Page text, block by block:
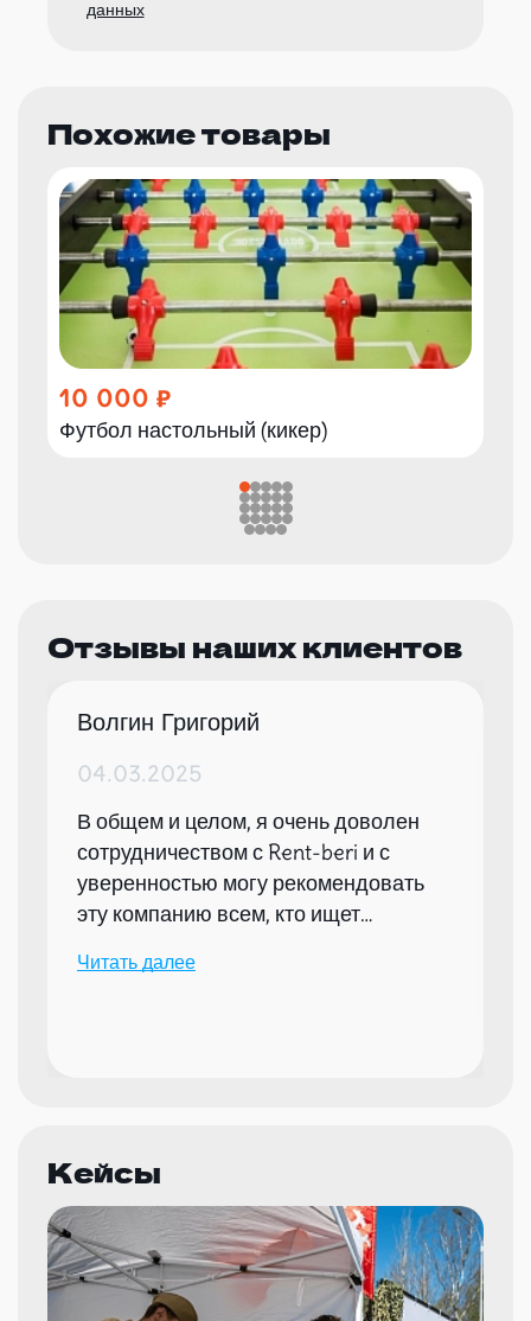
данных
Похожие товары
10 000
Футбол настольный (кикер)
Отзывы наших клиентов
Волгин Григорий
04.03.2025
В общем и целом, я очень доволен
сотрудничеством с Rent-beri и с
уверенностью могу рекомендовать
эту компанию всем, кто ищет
мероприятий.
Читать далее
Кейсы